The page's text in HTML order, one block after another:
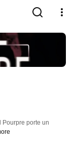
Pourpre porte un